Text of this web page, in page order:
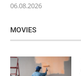
06.08.2026
MOVIES